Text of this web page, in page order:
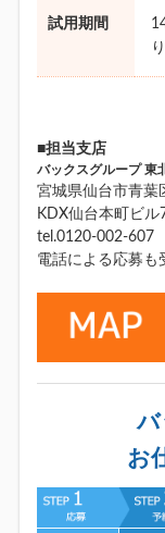
試用期間
り
■担当支店
バックスグループ 東
宮城県仙台市青葉
KDX仙台本町ビル
tel.0120-002-607
電話による応募も
バ
お